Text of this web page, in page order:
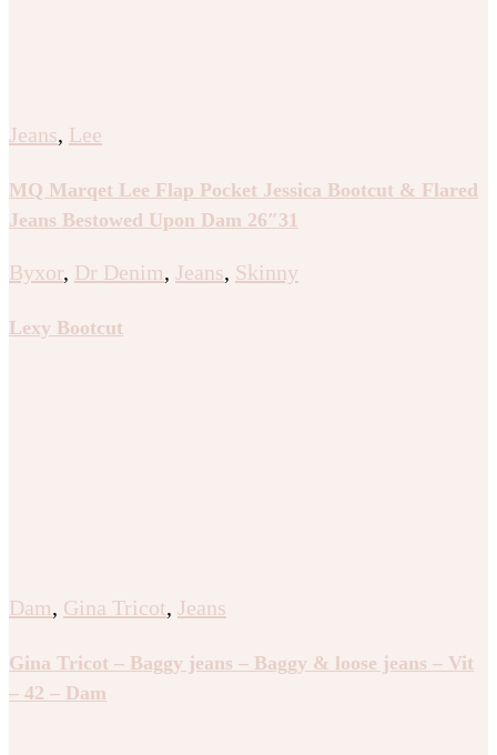
Jeans, Lee
MQ Marqet Lee Flap Pocket Jessica Bootcut & Flared
Jeans Bestowed Upon Dam 26″31
Byxor, Dr Denim, Jeans, Skinny
Lexy Bootcut
Dam, Gina Tricot, Jeans
Gina Tricot – Baggy jeans – Baggy & loose jeans – Vit
– 42 – Dam